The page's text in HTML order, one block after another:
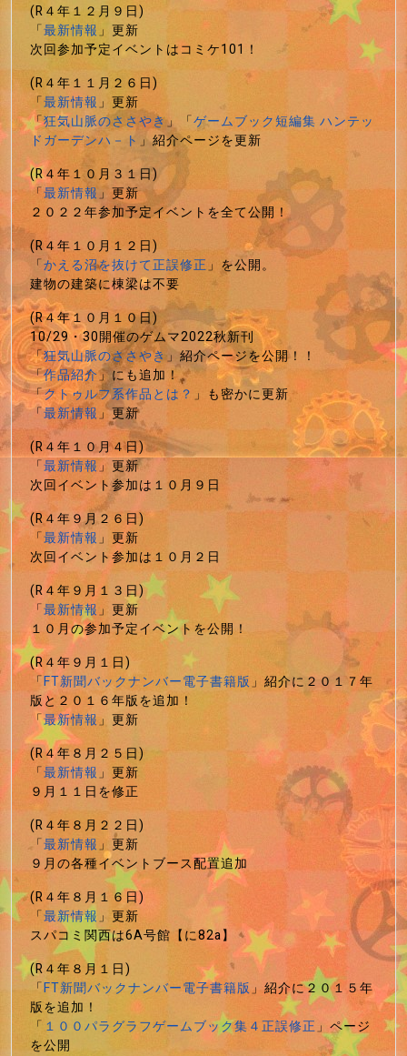
(R４年１２月９日)
「最新情報」更新
次回参加予定イベントはコミケ101！
(R４年１１月２６日)
「最新情報」更新
「狂気山脈のささやき」「ゲームブック短編集 ハンテッ
ドガーデンハ－ト 」紹介ページを更新
(R４年１０月３１日)
「最新情報」更新
２０２２年参加予定イベントを全て公開！
(R４年１０月１２日)
「かえる沼を抜けて正誤修正」を公開。
建物の建築に棟梁は不要
(R４年１０月１０日)
10/29・30開催のゲムマ2022秋新刊
「狂気山脈のささやき」紹介ページを公開！！
「作品紹介」にも追加！
「クトゥルフ系作品とは？ 」も密かに更新
「最新情報」更新
(R４年１０月４日)
「最新情報」更新
次回イベント参加は１０月９日
(R４年９月２６日)
「最新情報」更新
次回イベント参加は１０月２日
(R４年９月１３日)
「最新情報」更新
１０月の参加予定イベントを公開！
(R４年９月１日)
「FT新聞バックナンバー電子書籍版」紹介に２０１７年
版と２０１６年版を追加！
「最新情報」更新
(R４年８月２５日)
「最新情報」更新
９月１１日を修正
(R４年８月２２日)
「最新情報」更新
９月の各種イベントブース配置追加
(R４年８月１６日)
「最新情報」更新
スパコミ関西は6A号館【に82a】
(R４年８月１日)
「FT新聞バックナンバー電子書籍版」紹介に２０１５年
版を追加！
「 １００パラグラフゲームブック集４正誤修正」ページ
を公開